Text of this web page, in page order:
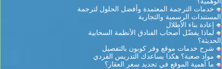
خدمات الترجمة المعتمدة وأفضل الحلول لترجمة
المستندات الرسمية والتجارية
إعادة بناء الأطلال
لماذا يفضّل أصحاب الفنادق الأنظمة السحابية
الحديثة؟
شرح خدمات موقع وفر كوبون بالتفصيل
مواد صعبة؟ هكذا يساعدك التدريس الفردي
ما أهمية الموقع في تحديد سعر العقار؟